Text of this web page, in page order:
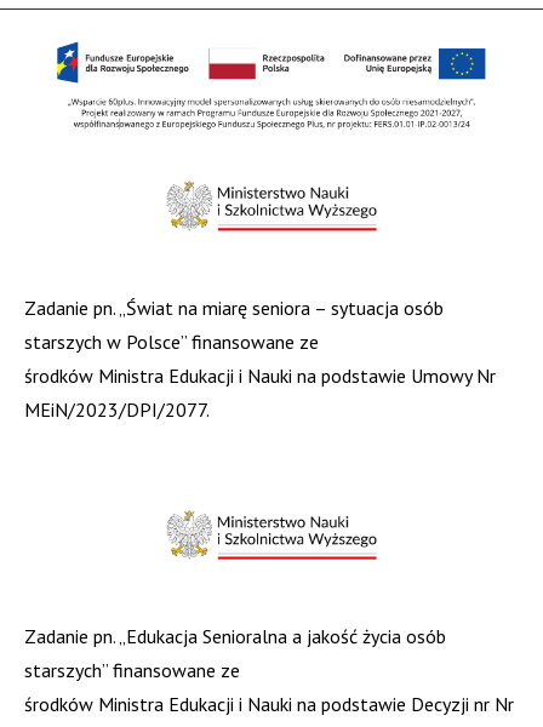
Zadanie pn. „Świat na miarę seniora – sytuacja osób
starszych w Polsce” finansowane ze
środków Ministra Edukacji i Nauki na podstawie Umowy Nr
MEiN/2023/DPI/2077.
Zadanie pn. „Edukacja Senioralna a jakość życia osób
starszych” finansowane ze
środków Ministra Edukacji i Nauki na podstawie Decyzji nr Nr